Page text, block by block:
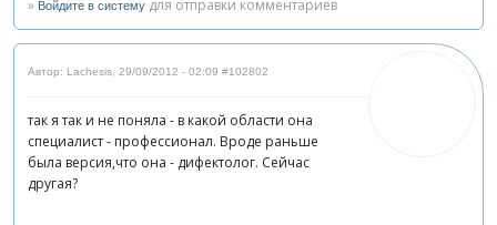
» Войдите в систему для отправки комментариев
Автор: Lachesis 29/09/2012 - 02:09 #102802
так я так и не поняла - в какой области она
специалист - профессионал. Вроде раньше
была версия,что она - дифектолог. Сейчас
другая?